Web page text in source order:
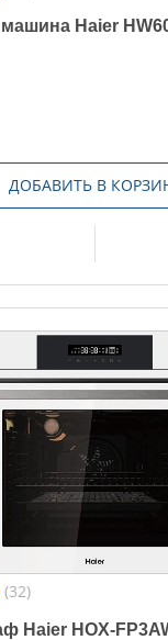
Haier
ДОБАВИТЬ В
(32)
Haier HOX-